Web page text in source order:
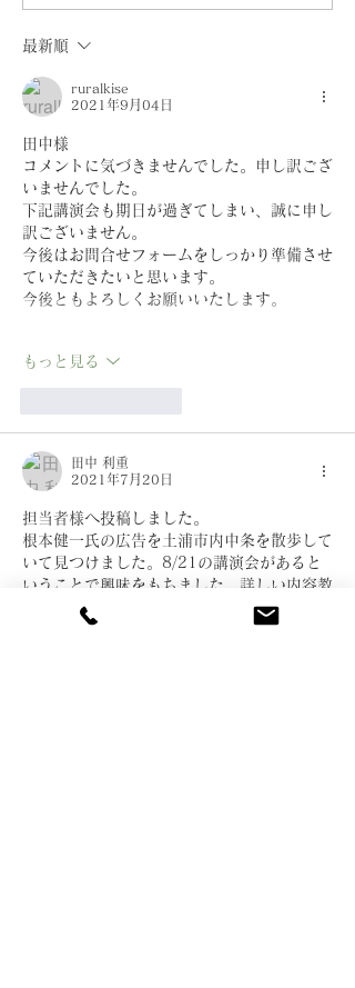
最新順
ruralkise
2021年9月04日
田中様
コメントに気づきませんでした。申し訳ござ
いませんでした。
下記講演会も期日が過ぎてしまい、誠に申し
訳ございません。
今後はお問合せフォームをしっかり準備させ
ていただきたいと思います。
今後ともよろしくお願いいたします。
もっと見る
田中 利重
2021年7月20日
担当者様へ投稿しました。
根本健一氏の広告を土浦市内中条を散歩して
いて見つけました。8/21の講演会があると
いうことで興味をもちました。詳しい内容教
えてください。